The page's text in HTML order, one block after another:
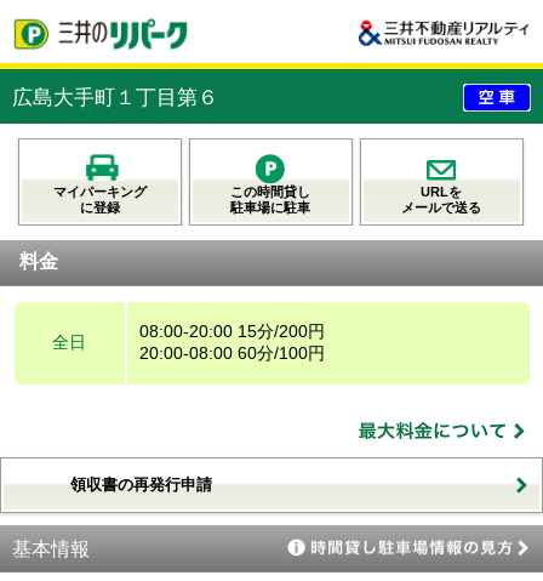
広島大手町１丁目第６
マイパーキング
に登録
この時間貸し
駐車場に駐車
URLを
メールで送る
料金
全日
08:00-20:00 15分/200円
20:00-08:00 60分/100円
領収書の再発行申請
基本情報